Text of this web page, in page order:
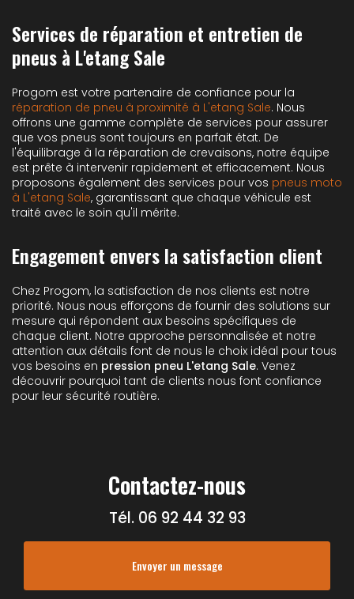
Services de réparation et entretien de
pneus à L'etang Sale
Progom est votre partenaire de confiance pour la
réparation de pneu à proximité à L'etang Sale. Nous
offrons une gamme complète de services pour assurer
que vos pneus sont toujours en parfait état. De
l'équilibrage à la réparation de crevaisons, notre équipe
est prête à intervenir rapidement et efficacement. Nous
proposons également des services pour vos pneus moto
à L'etang Sale, garantissant que chaque véhicule est
traité avec le soin qu'il mérite.
Engagement envers la satisfaction client
Chez Progom, la satisfaction de nos clients est notre
priorité. Nous nous efforçons de fournir des solutions sur
mesure qui répondent aux besoins spécifiques de
chaque client. Notre approche personnalisée et notre
attention aux détails font de nous le choix idéal pour tous
vos besoins en pression pneu L'etang Sale. Venez
découvrir pourquoi tant de clients nous font confiance
pour leur sécurité routière.
Contactez-nous
Tél. 06 92 44 32 93
Envoyer un message